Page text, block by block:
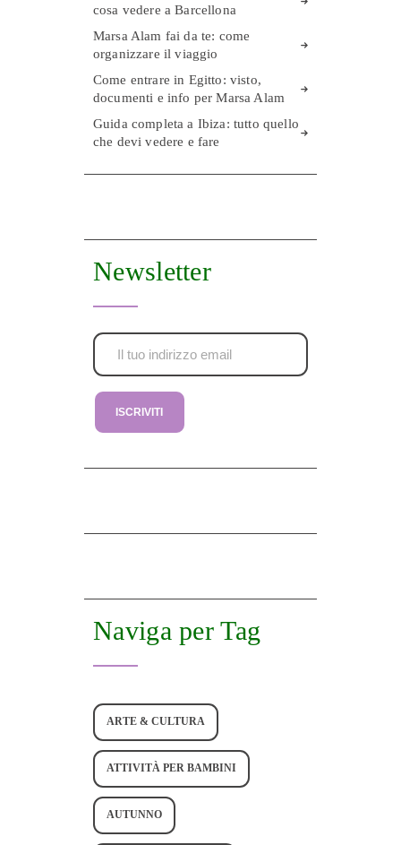
cosa vedere a Barcellona
Marsa Alam fai da te: come
organizzare il viaggio
Come entrare in Egitto: visto,
documenti e info per Marsa Alam
Guida completa a Ibiza: tutto quello
che devi vedere e fare
Newsletter
Naviga per Tag
ARTE & CULTURA
ATTIVITÀ PER BAMBINI
AUTUNNO